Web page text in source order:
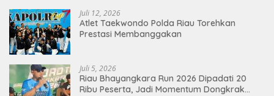
Juli 12, 2026
Atlet Taekwondo Polda Riau Torehkan
Prestasi Membanggakan
Juli 5, 2026
Riau Bhayangkara Run 2026 Dipadati 20
Ribu Peserta, Jadi Momentum Dongkrak